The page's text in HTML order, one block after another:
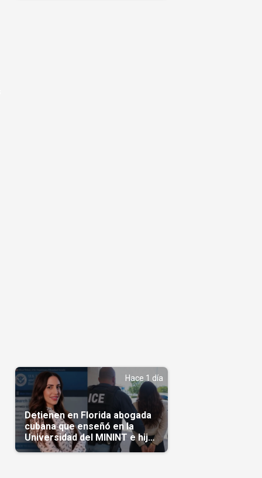
Hace 1 día
Detienen en Florida abogada
cubana que enseñó en la
Universidad del MININT e hija
de diplomático cubano